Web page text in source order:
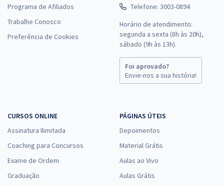
à vista
22,65
Economize R$ 67,96 (-20%)
Comprar
Segurança (Policial Judicial)
à vista
ou 12x de
R$21,32
Comprar
Programa de Afiliados
Trabalhe Conosco
Preferência de Cookies
Telefone: 3003-0894
Horário de atendimento:
segunda a sexta (8h às 20h),
sábado (9h às 13h).
Foi aprovado?
Envie-nos a sua história!
CURSOS ONLINE
Assinatura Ilimitada
Coaching para Concursos
Exame de Ordem
Graduação
PÁGINAS ÚTEIS
Depoimentos
Material Grátis
Aulas ao Vivo
Aulas Grátis